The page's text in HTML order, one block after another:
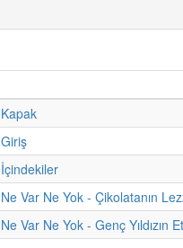
Kapak
Giriş
İçindekiler
Ne Var Ne Yok - Çikolatanın
Ne Var Ne Yok - Genç Yıldızın